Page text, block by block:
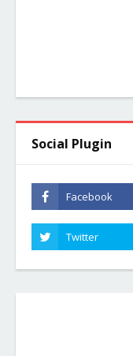
Social Plugin